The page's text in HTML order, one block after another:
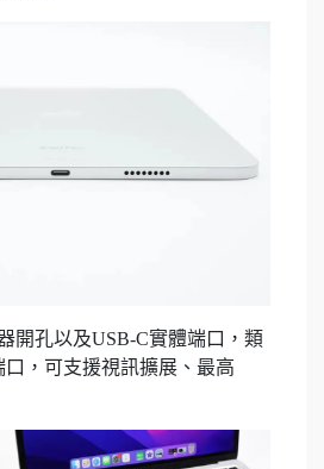
開孔以及USB-C實體端口，類
口，可支援視訊擴展、最高